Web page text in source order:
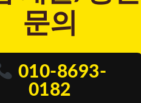
문의
010-8693-
0182